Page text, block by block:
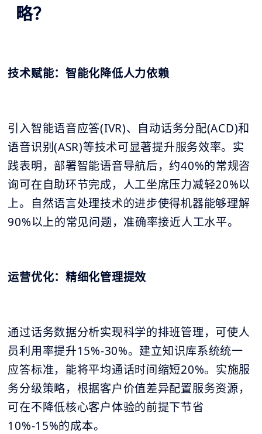
略？
技术赋能：智能化降低人力依赖
引入智能语音应答(IVR)、自动话务分配(ACD)和
语音识别(ASR)等技术可显著提升服务效率。实
践表明，部署智能语音导航后，约40%的常规咨
询可在自助环节完成，人工坐席压力减轻20%以
上。自然语言处理技术的进步使得机器能够理解
90%以上的常见问题，准确率接近人工水平。
运营优化：精细化管理提效
通过话务数据分析实现科学的排班管理，可使人
员利用率提升15%-30%。建立知识库系统统一
应答标准，能将平均通话时间缩短20%。实施服
务分级策略，根据客户价值差异配置服务资源，
可在不降低核心客户体验的前提下节省
10%-15%的成本。